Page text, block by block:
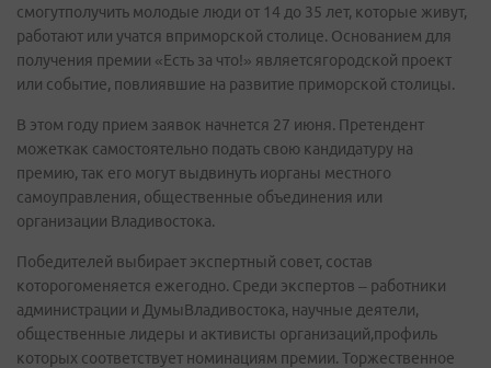
смогутполучить молодые люди от 14 до 35 лет, которые живут,
работают или учатся вприморской столице. Основанием для
получения премии «Есть за что!» являетсягородской проект
или событие, повлиявшие на развитие приморской столицы.
В этом году прием заявок начнется 27 июня. Претендент
можеткак самостоятельно подать свою кандидатуру на
премию, так его могут выдвинуть иорганы местного
самоуправления, общественные объединения или
организации Владивостока.
Победителей выбирает экспертный совет, состав
которогоменяется ежегодно. Среди экспертов – работники
администрации и ДумыВладивостока, научные деятели,
общественные лидеры и активисты организаций,профиль
которых соответствует номинациям премии. Торжественное